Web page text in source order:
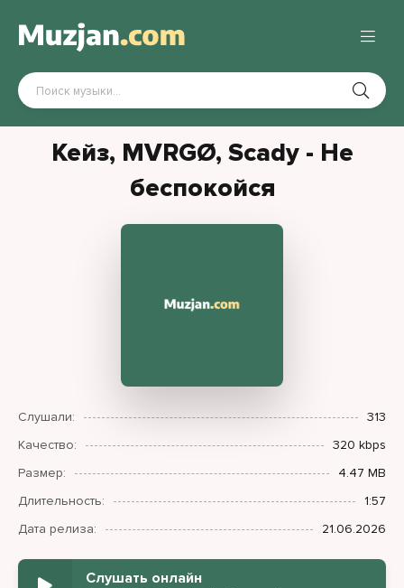
Кейз, MVRGØ, Scady - Не
беспокойся
Слушали:
313
Качество:
320 kbps
Размер:
4.47 MB
Длительность:
1:57
Дата релиза:
21.06.2026
Слушать онлайн